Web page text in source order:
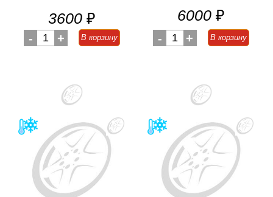
3600 ₽
- 1 + В корзину
6000 ₽
- 1 + В корзину